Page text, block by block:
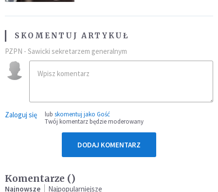
SKOMENTUJ ARTYKUŁ
PZPN - Sawicki sekretarzem generalnym
Zaloguj się lub skomentuj jako Gość
Twój komentarz będzie moderowany
DODAJ KOMENTARZ
Komentarze ()
Najnowsze Najpopularniejsze